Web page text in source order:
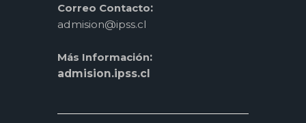
Correo Contacto:
admision@ipss.cl
Más Información:
admision.ipss.cl